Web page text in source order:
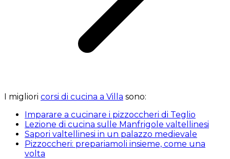
I migliori corsi di cucina a Villa sono:
Imparare a cucinare i pizzoccheri di Teglio
Lezione di cucina sulle Manfrigole valtellinesi
Sapori valtellinesi in un palazzo medievale
Pizzoccheri: prepariamoli insieme, come una
volta